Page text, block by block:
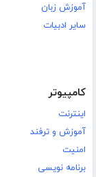
آموزش زبان
سایر ادبیات
کامپیوتر
اینترنت
آموزش و ترفند
امنیت
برنامه نویسی